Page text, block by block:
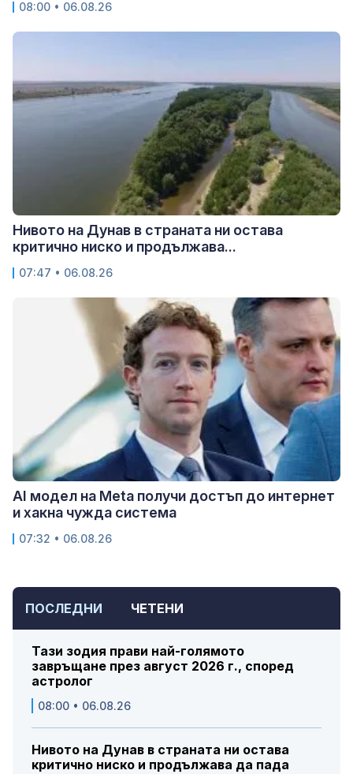
ПОСЛЕДНИ ЧЕТЕНИ
Тази зодия прави най-голямото
завръщане през август 2026 г., според
астролог
08:00 • 06.08.26
Нивото на Дунав в страната ни остава
критично ниско и продължава да пада
08:00 • 06.08.26
Нивото на Дунав в страната ни остава
критично ниско и продължава...
07:47 • 06.08.26
AI модел на Meta получи достъп до интернет
и хакна чужда система
07:32 • 06.08.26